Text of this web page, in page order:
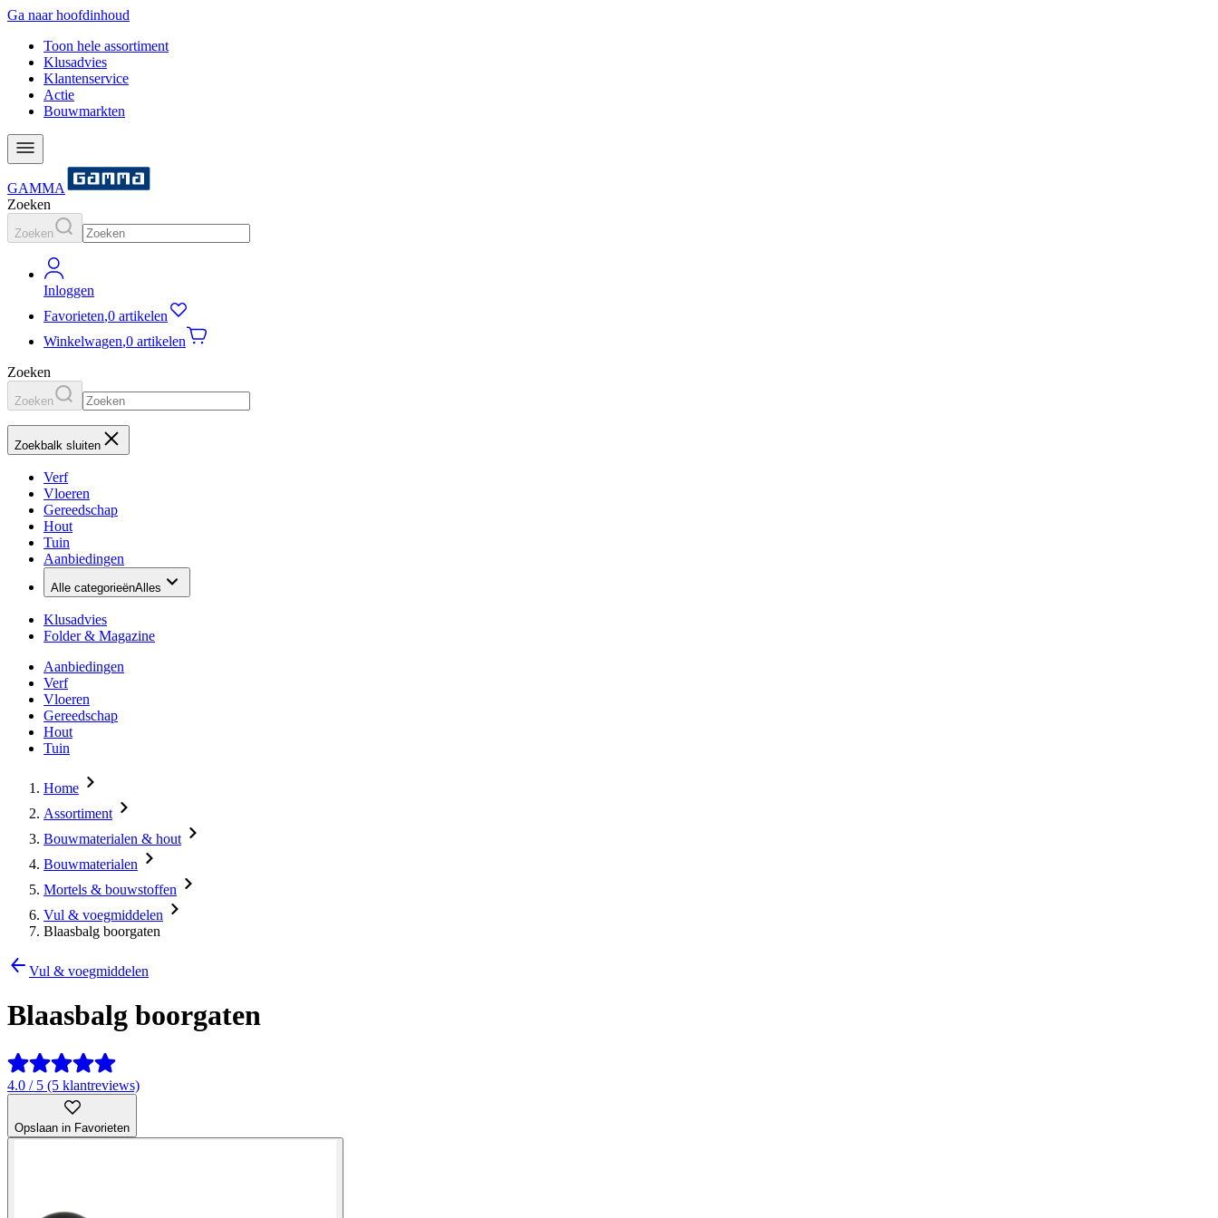
Ga naar hoofdinhoud
Toon hele assortiment
Klusadvies
Klantenservice
Actie
Bouwmarkten
GAMMA
Zoeken
Zoeken
Inloggen
Favorieten,0 artikelen
Winkelwagen,0 artikelen
Zoeken
Zoeken
Zoekbalk sluiten
Verf
Vloeren
Gereedschap
Hout
Tuin
Aanbiedingen
Alle categorieënAlles
Klusadvies
Folder & Magazine
Aanbiedingen
Verf
Vloeren
Gereedschap
Hout
Tuin
Home
Assortiment
Bouwmaterialen & hout
Bouwmaterialen
Mortels & bouwstoffen
Vul & voegmiddelen
Blaasbalg boorgaten
Vul & voegmiddelen
Blaasbalg boorgaten
4.0 / 5 (5 klantreviews)
Opslaan in Favorieten